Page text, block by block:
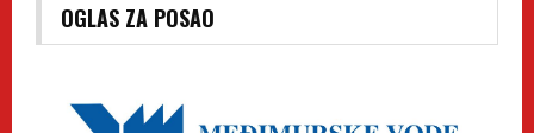
OGLAS ZA POSAO